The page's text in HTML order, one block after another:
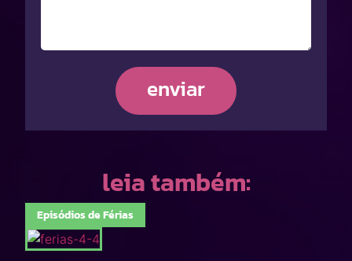
enviar
leia também:
Episódios de Férias